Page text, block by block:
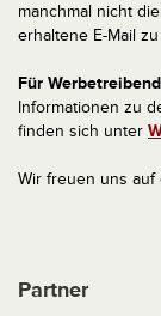
manchmal nicht
erhaltene E-Mail
Für
Informationen zu
finden sich unter
Wir freuen uns auf
Partner